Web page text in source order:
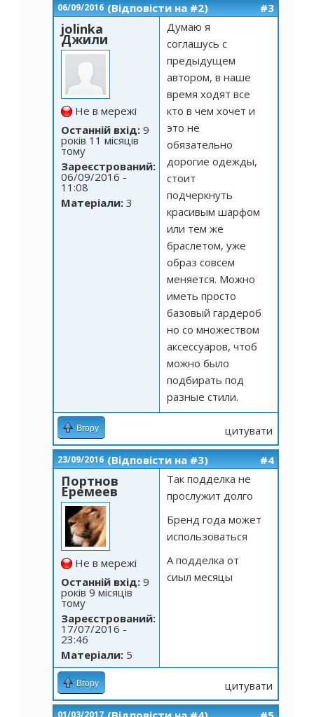
06/09/2016 (Відповісти на #2) #3
jolinka
Джили
Не в мережі
Останній вхід: 9
років 11 місяців
тому
Зареєстрований:
06/09/2016 -
11:08
Матеріали: 3
Думаю я
соглашусь с
предыдущем
автором, в наше
время ходят все
кто в чем хочет и
это не
обязательно
дорогие одежды,
стоит
подчеркнуть
красивым шарфом
или тем же
браслетом, уже
образ совсем
меняется. Можно
иметь просто
базовый гардероб
но со множеством
аксессуаров, чтоб
можно было
подбирать под
разные стили.
Вгору цитувати
23/09/2016 (Відповісти на #3) #4
Портнов
Еремеев
Не в мережі
Останній вхід: 9
років 9 місяців
тому
Зареєстрований:
17/07/2016 -
23:46
Матеріали: 5
Так подделка не
прослужит долго
Бренд года может
использоваться
А подделка от
сиыл месяцы
Вгору цитувати
01/03/2017